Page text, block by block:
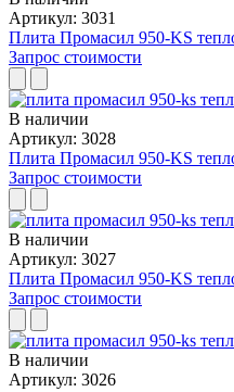
Артикул: 3031
Плита Промасил 950-KS
Запрос стоимости
В наличии
Артикул: 3028
Плита Промасил 950-KS
Запрос стоимости
В наличии
Артикул: 3027
Плита Промасил 950-KS
Запрос стоимости
В наличии
Артикул: 3026